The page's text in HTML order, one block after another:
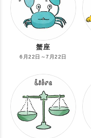
蟹座
6月22日～7月22日